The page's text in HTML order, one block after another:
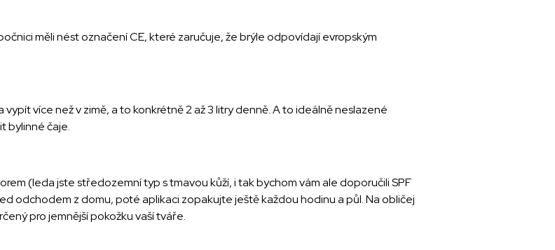
měli nést označení CE, které zaručuje, že brýle odpovídají evropským
více než v zimě, a to konkrétně 2 až 3 litry denně. A to ideálně neslazené
bylinné čaje.
(leda jste středozemní typ s tmavou kůží, i tak bychom vám ale doporučili SPF
odchodem z domu, poté aplikaci zopakujte ještě každou hodinu a půl. Na obličej
pro jemnější pokožku vaší tváře.